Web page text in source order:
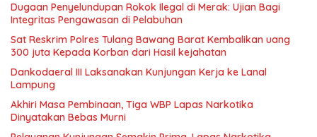
Dugaan Penyelundupan Rokok Ilegal di Merak: Ujian Bagi
Integritas Pengawasan di Pelabuhan
Sat Reskrim Polres Tulang Bawang Barat Kembalikan uang
300 juta Kepada Korban dari Hasil kejahatan
Dankodaeral III Laksanakan Kunjungan Kerja ke Lanal
Lampung
Akhiri Masa Pembinaan, Tiga WBP Lapas Narkotika
Dinyatakan Bebas Murni